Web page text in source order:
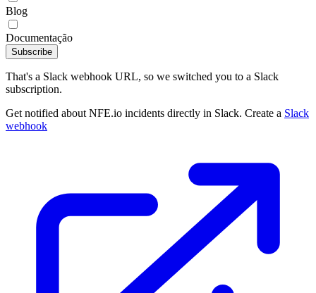
Blog
Documentação
Subscribe
That's a Slack webhook URL, so we switched you to a Slack
subscription.
Get notified about NFE.io incidents directly in Slack. Create a Slack
webhook